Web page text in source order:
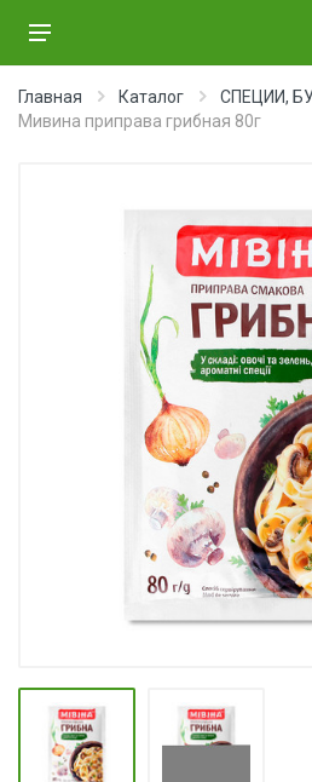
Главная Каталог
СПЕЦИИ,
Мивина приправа грибная 80г